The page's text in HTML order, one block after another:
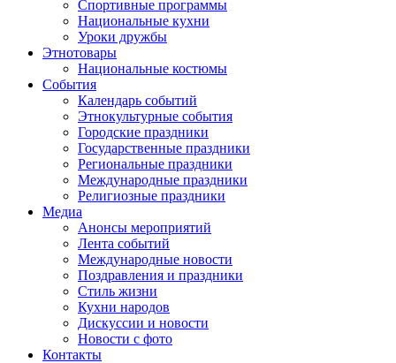
Спортивные программы
Национальные кухни
Уроки дружбы
Этнотовары
Национальные костюмы
События
Календарь событий
Этнокультурные события
Городские праздники
Государственные праздники
Региональные праздники
Международные праздники
Религиозные праздники
Медиа
Анонсы мероприятий
Лента событий
Международные новости
Поздравления и праздники
Cтиль жизни
Кухни народов
Дискуссии и новости
Новости с фото
Контакты